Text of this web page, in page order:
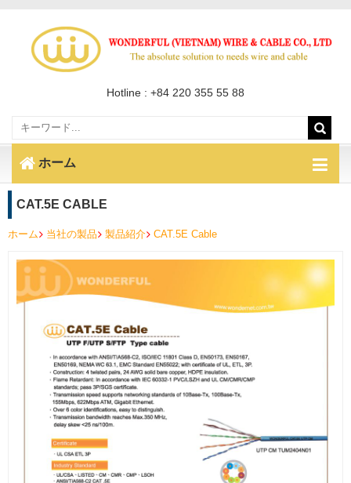
Hotline : +84 220 355 55 88
ホーム
CAT.5E CABLE
ホーム 当社の製品 製品紹介 CAT.5E Cable